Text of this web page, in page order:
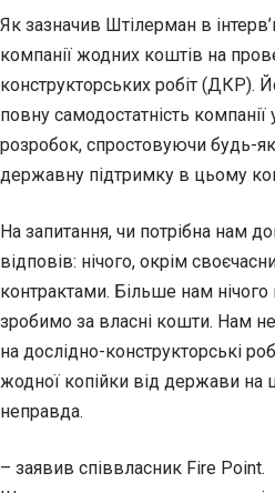
Як зазначив Штілерман в
компанії жодних коштів на
конструкторських робіт (ДКР).
повну самодостатність
розробок, спростовуючи будь-
державну підтримку в цьому
На запитання, чи потрібна нам
відповів: нічого, окрім
контрактами. Більше нам
зробимо за власні кошти. Нам
на дослідно-конструкторські
жодної копійки від держави на
неправда.
– заявив співвласник Fire Point.